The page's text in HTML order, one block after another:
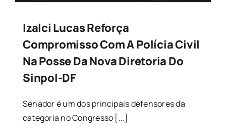
Izalci Lucas Reforça
Compromisso Com A Polícia Civil
Na Posse Da Nova Diretoria Do
Sinpol-DF
Senador é um dos principais defensores da
categoria no Congresso [...]